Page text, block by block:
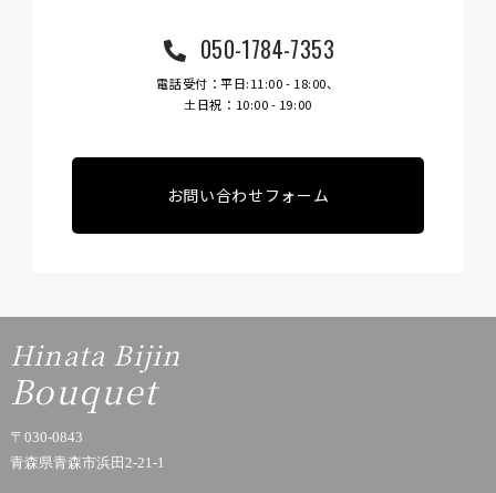
050-1784-7353
電話受付：平日:11:00 - 18:00、
土日祝：10:00 - 19:00
お問い合わせフォーム
Hinata Bijin
Bouquet
〒030-0843
青森県青森市浜田2-21-1